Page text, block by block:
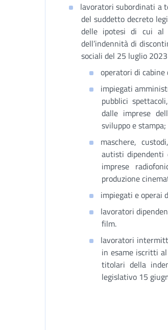
lavoratori subordinati a
del suddetto decreto
delle ipotesi di cui al
dell’indennità di
sociali del 25 luglio
operatori di
impiegati
pubblici
dalle imprese
sviluppo e stampa;
maschere,
autisti dipendenti
imprese
produzione
impiegati e operai
lavoratori
film.
lavoratori
in esame iscritti
titolari della
legislativo 15